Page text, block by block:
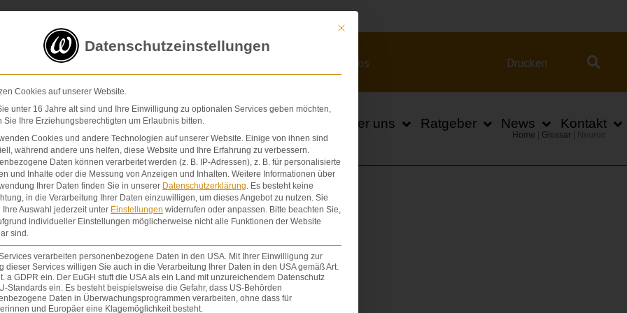
E-Mail Videos Drucken
& Schadensersatz Über uns Ratgeber News Kontakt
Home Glossar| Neuron
Mit diesem Button wird der Dialog geschlossen. Seine Funktionalität ist
Datenschutzeinstellungen
Cookies auf unserer Website.
unter 16 Jahre alt sind und Ihre Einwilligung zu optionalen Services geben möchten,
Sie Ihre Erziehungsberechtigten um Erlaubnis bitten.
Cookies und andere Technologien auf unserer Website. Einige von ihnen sind
während andere uns helfen, diese Website und Ihre Erfahrung zu verbessern.
Daten können verarbeitet werden (z. B. IP-Adressen), z. B. für personalisierte
und Inhalte oder die Messung von Anzeigen und Inhalten. Weitere Informationen über
Ihrer Daten finden Sie in unserer Datenschutzerklärung. Es besteht keine
in die Verarbeitung Ihrer Daten einzuwilligen, um dieses Angebot zu nutzen. Sie
Ihre Auswahl jederzeit unter Einstellungen widerrufen oder anpassen. Bitte beachten Sie,
individueller Einstellungen möglicherweise nicht alle Funktionen der Website
sind.
verarbeiten personenbezogene Daten in den USA. Mit Ihrer Einwilligung zur
dieser Services willigen Sie auch in die Verarbeitung Ihrer Daten in den USA gemäß Art.
a GDPR ein. Der EuGH stuft die USA als ein Land mit unzureichendem Datenschutz
Standards ein. Es besteht beispielsweise die Gefahr, dass US-Behörden
Daten in Überwachungsprogrammen verarbeiten, ohne dass für
und Europäer eine Klagemöglichkeit besteht.